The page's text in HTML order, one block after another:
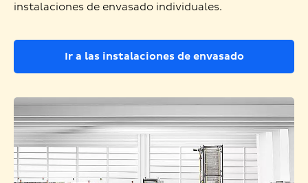
instalaciones de envasado individuales.
Ir a las instalaciones de envasado